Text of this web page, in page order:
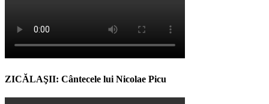
ZICĂLAŞII: Cântecele lui Nicolae Picu